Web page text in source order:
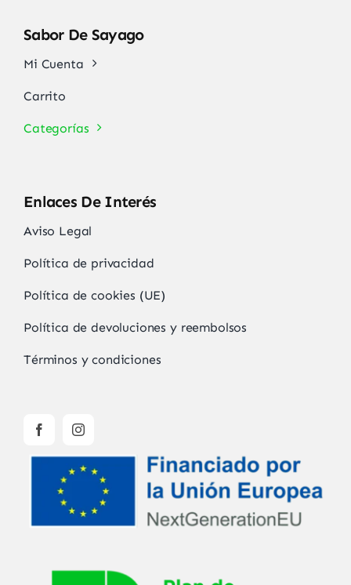
Sabor De Sayago
Mi Cuenta
Carrito
Categorías
Enlaces De Interés
Aviso Legal
Política de privacidad
Política de cookies (UE)
Política de devoluciones y reembolsos
Términos y condiciones